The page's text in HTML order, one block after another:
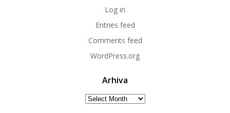
Log in
Entries feed
Comments feed
WordPress.org
Arhiva
Arhiva